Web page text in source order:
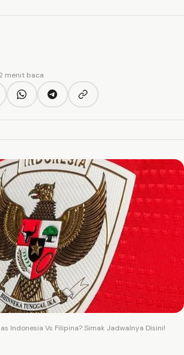
2 menit baca
X
WhatsAppTelegramCopy link
Indonesia Vs Filipina? Simak Jadwalnya Disini!